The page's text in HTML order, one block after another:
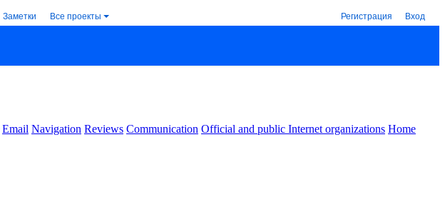
Заметки Все проекты Регистрация Вход
Email Navigation Reviews Communication Official and public Internet organizations Home